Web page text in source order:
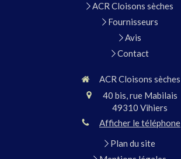
ACR Cloisons sèches
Fournisseurs
Avis
Contact
ACR Cloisons sèches
40 bis, rue Mabilais
49310 Vihiers
Afficher le téléphone
Plan du site